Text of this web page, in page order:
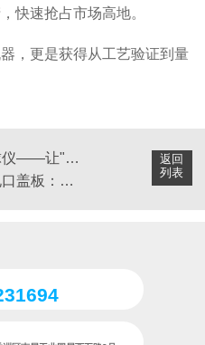
快速抢占市场高地。
，更是获得从工艺验证到量
返回
列表
灵科超声波焊接地球仪——让"世界"完美合一的精密工艺
灵科超声波焊接充电口盖板：为什么它是电动汽车的“隐形守护者”？